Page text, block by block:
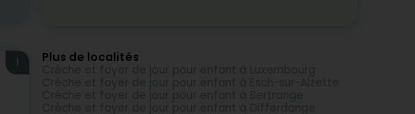
1 Plus de localités